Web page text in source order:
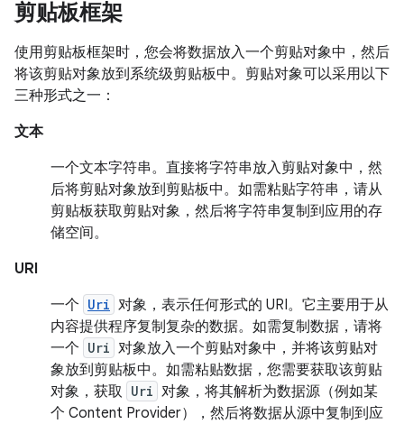
剪贴板框架
使用剪贴板框架时，您会将数据放入一个剪贴对象中，然后
将该剪贴对象放到系统级剪贴板中。剪贴对象可以采用以下
三种形式之一：
文本
一个文本字符串。直接将字符串放入剪贴对象中，然
后将剪贴对象放到剪贴板中。如需粘贴字符串，请从
剪贴板获取剪贴对象，然后将字符串复制到应用的存
储空间。
URI
一个 Uri 对象，表示任何形式的 URI。它主要用于从
内容提供程序复制复杂的数据。如需复制数据，请将
一个 Uri 对象放入一个剪贴对象中，并将该剪贴对
象放到剪贴板中。如需粘贴数据，您需要获取该剪贴
对象，获取 Uri 对象，将其解析为数据源（例如某
个 Content Provider），然后将数据从源中复制到应